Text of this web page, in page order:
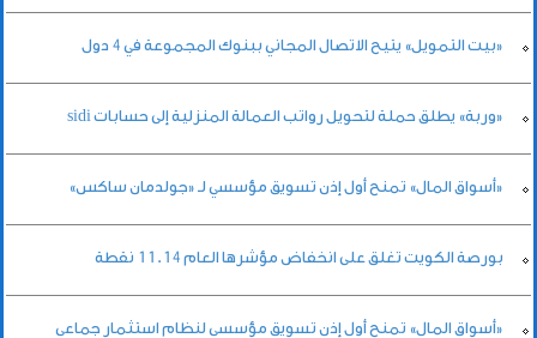
«بيت التمويل» يتيح الاتصال المجاني ببنوك المجموعة في 4 دول
«وربة» يطلق حملة لتحويل رواتب العمالة المنزلية إلى حسابات sidi
«أسواق المال» تمنح أول إذن تسويق مؤسسي لـ «جولدمان ساكس»
بورصة الكويت تغلق على انخفاض مؤشرها العام 11.14 نقطة
«أسواق المال» تمنح أول إذن تسويق مؤسسي لنظام استثمار جماعي